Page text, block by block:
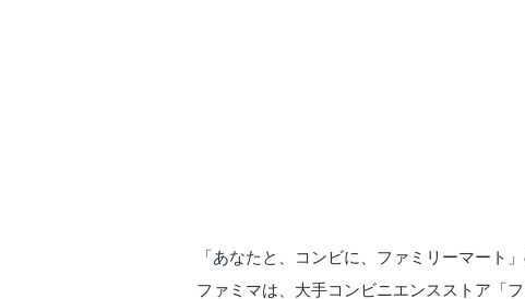
「あなたと、コンビに、ファミリーマート
ファミマは、大手コンビニエンスストア「